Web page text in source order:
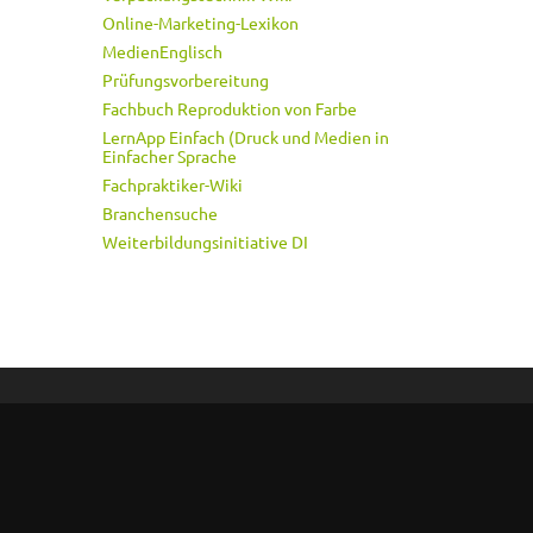
Online-Marketing-Lexikon
MedienEnglisch
Prüfungsvorbereitung
Fachbuch Reproduktion von Farbe
LernApp Einfach (Druck und Medien in
Einfacher Sprache
Fachpraktiker-Wiki
Branchensuche
Weiterbildungsinitiative DI